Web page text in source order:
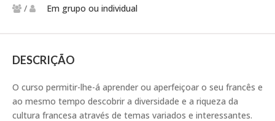
/ Em grupo ou individual
DESCRIÇÃO
O curso permitir-lhe-á aprender ou aperfeiçoar o seu francês e
ao mesmo tempo descobrir a diversidade e a riqueza da
cultura francesa através de temas variados e interessantes.